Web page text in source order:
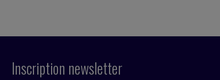
Inscription newsletter